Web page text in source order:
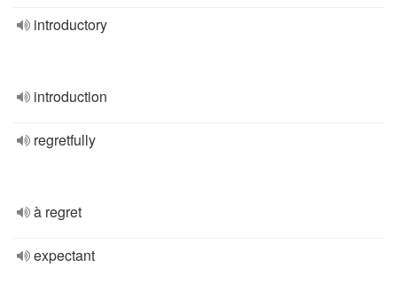
introductory
introduction
regretfully
à regret
expectant